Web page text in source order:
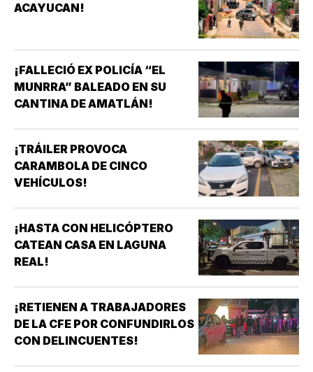
ACAYUCAN!
¡FALLECIÓ EX POLICÍA “EL
MUNRRA” BALEADO EN SU
CANTINA DE AMATLÁN!
¡TRÁILER PROVOCA
CARAMBOLA DE CINCO
VEHÍCULOS!
¡HASTA CON HELICÓPTERO
CATEAN CASA EN LAGUNA
REAL!
¡RETIENEN A TRABAJADORES
DE LA CFE POR CONFUNDIRLOS
CON DELINCUENTES!